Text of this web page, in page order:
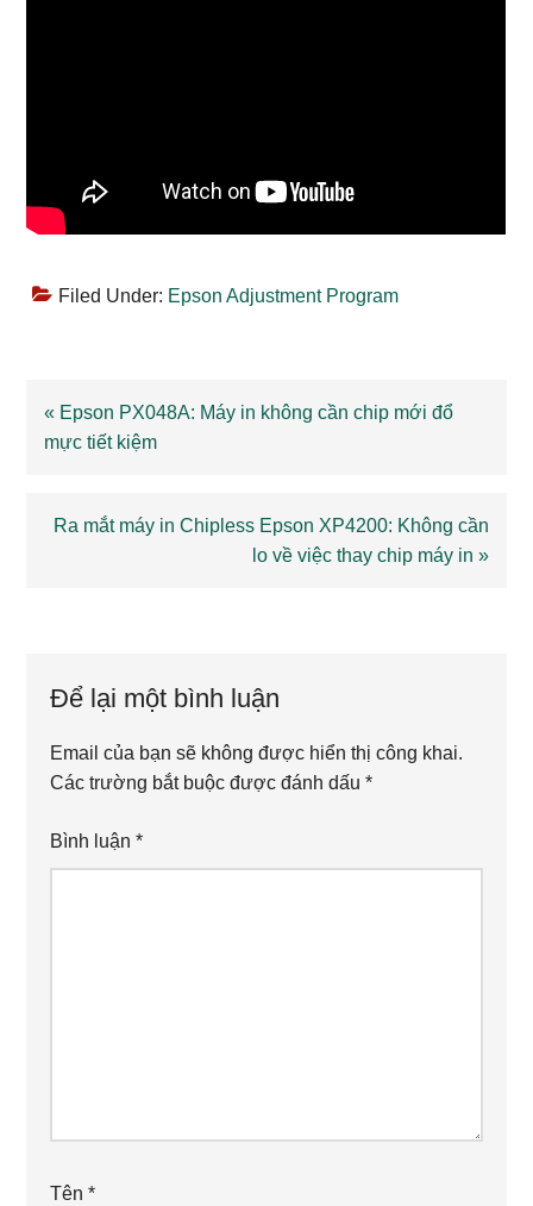
Filed Under: Epson Adjustment Program
Previous
Post:
« Epson PX048A: Máy in không cần chip mới đổ
mực tiết kiệm
Next
Ra mắt máy in Chipless Epson XP4200: Không cần
lo về việc thay chip máy in »
Để lại một bình luận
Email của bạn sẽ không được hiển thị công khai.
Các trường bắt buộc được đánh dấu*
Bình luận*
Tên*